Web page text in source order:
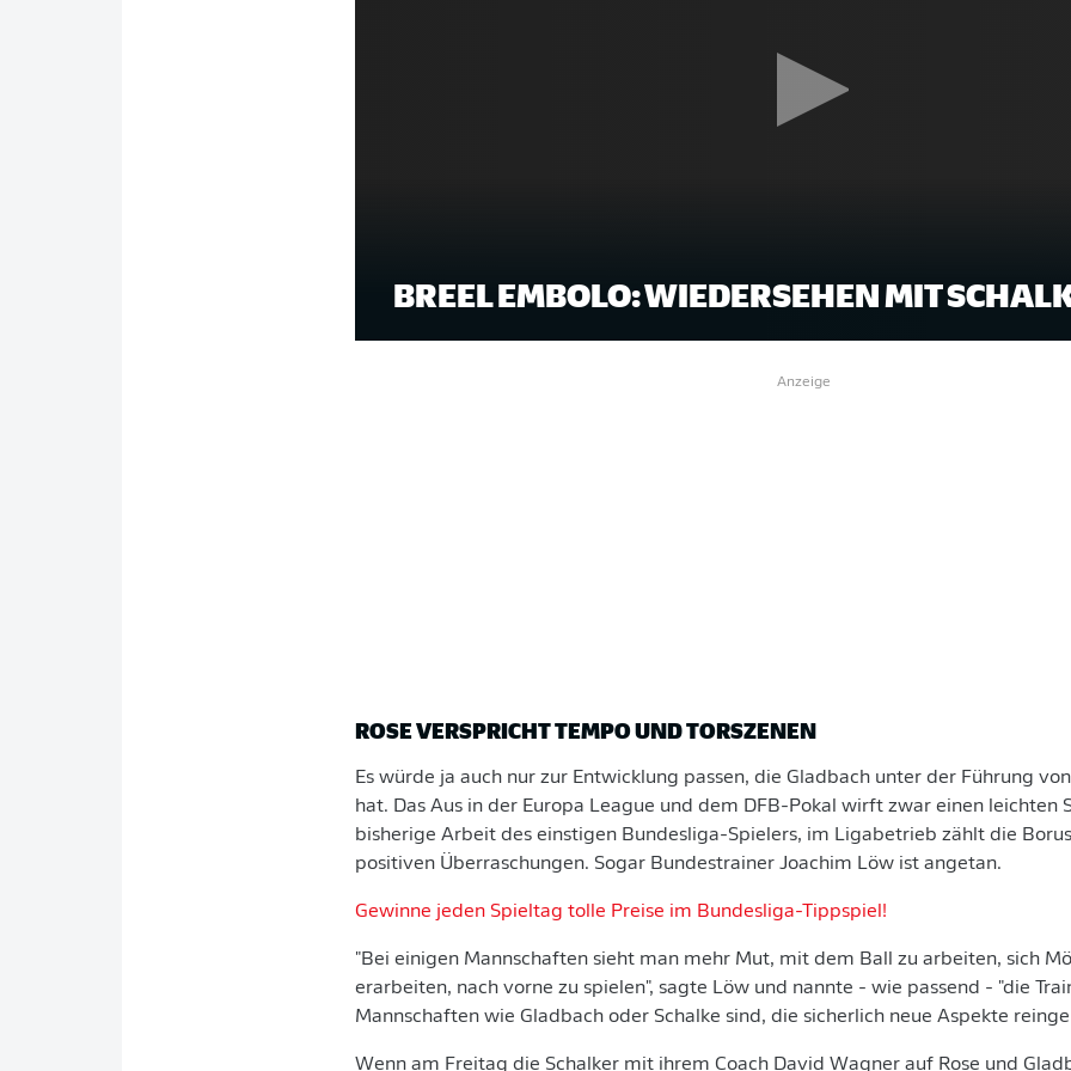
BREEL EMBOLO: WIEDERSEHEN MIT
Anzeige
ROSE VERSPRICHT TEMPO UND TORSZENEN
Es würde ja auch nur zur Entwicklung passen, die Gladbach unter der Führung
hat. Das Aus in der Europa League und dem DFB-Pokal wirft zwar einen leichten
bisherige Arbeit des einstigen Bundesliga-Spielers, im Ligabetrieb zählt die
positiven Überraschungen. Sogar Bundestrainer Joachim Löw ist angetan.
Gewinne jeden Spieltag tolle Preise im Bundesliga-Tippspiel!
"Bei einigen Mannschaften sieht man mehr Mut, mit dem Ball zu arbeiten, sich
erarbeiten, nach vorne zu spielen", sagte Löw und nannte - wie passend - "die
Mannschaften wie Gladbach oder Schalke sind, die sicherlich neue Aspekte
Wenn am Freitag die Schalker mit ihrem Coach David Wagner auf Rose und